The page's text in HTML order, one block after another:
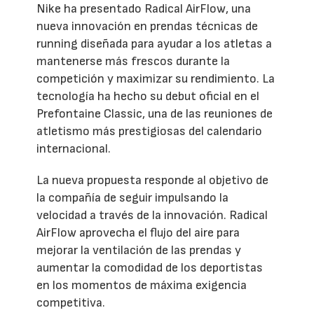
Nike ha presentado Radical AirFlow, una
nueva innovación en prendas técnicas de
running diseñada para ayudar a los atletas a
mantenerse más frescos durante la
competición y maximizar su rendimiento. La
tecnología ha hecho su debut oficial en el
Prefontaine Classic, una de las reuniones de
atletismo más prestigiosas del calendario
internacional.
La nueva propuesta responde al objetivo de
la compañía de seguir impulsando la
velocidad a través de la innovación. Radical
AirFlow aprovecha el flujo del aire para
mejorar la ventilación de las prendas y
aumentar la comodidad de los deportistas
en los momentos de máxima exigencia
competitiva.